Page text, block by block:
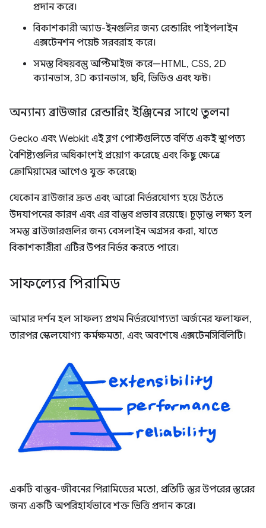
প্রদান করে।
বিকাশকারী অ্যাড-ইনগুলির জন্য রেন্ডারিং পাইপলাইন
এক্সটেনশন পয়েন্ট সরবরাহ করে।
সমস্ত বিষয়বস্তু অপ্টিমাইজ করে—HTML, CSS, 2D
ক্যানভাস, 3D ক্যানভাস, ছবি, ভিডিও এবং ফন্ট।
অন্যান্য ব্রাউজার রেন্ডারিং ইঞ্জিনের সাথে তুলনা
Gecko এবং Webkit এই ব্লগ পোস্টগুলিতে বর্ণিত একই স্থাপত্য
বৈশিষ্ট্যগুলির অধিকাংশই প্রয়োগ করেছে এবং কিছু ক্ষেত্রে
ক্রোমিয়ামের আগেও যুক্ত করেছে৷
যেকোন ব্রাউজার দ্রুত এবং আরো নির্ভরযোগ্য হয়ে উঠতে
উদযাপনের কারণ এবং এর বাস্তব প্রভাব রয়েছে। চূড়ান্ত লক্ষ্য হল
সমস্ত ব্রাউজারগুলির জন্য বেসলাইন অগ্রসর করা, যাতে
বিকাশকারীরা এটির উপর নির্ভর করতে পারে।
সাফল্যের পিরামিড
আমার দর্শন হল সাফল্য প্রথম নির্ভরযোগ্যতা অর্জনের ফলাফল,
তারপর স্কেলযোগ্য কর্মক্ষমতা, এবং অবশেষে এক্সটেনসিবিলিটি।
একটি বাস্তব-জীবনের পিরামিডের মতো, প্রতিটি স্তর উপরের স্তরের
জন্য একটি অপরিহার্যভাবে শক্ত ভিত্তি প্রদান করে।